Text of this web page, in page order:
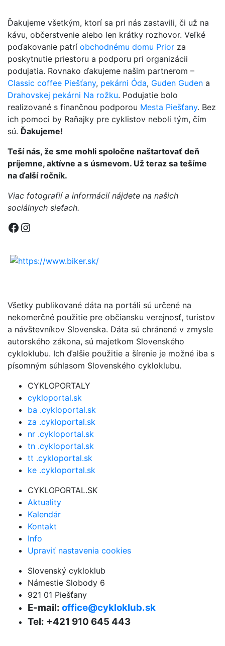
Ďakujeme všetkým, ktorí sa pri nás zastavili, či už na
kávu, občerstvenie alebo len krátky rozhovor. Veľké
poďakovanie patrí obchodnému domu Prior za
poskytnutie priestoru a podporu pri organizácii
podujatia. Rovnako ďakujeme našim partnerom –
Classic coffee Piešťany, pekárni Óda, Guden Guden a
Drahovskej pekárni Na rožku. Podujatie bolo
realizované s finančnou podporou Mesta Piešťany. Bez
ich pomoci by Raňajky pre cyklistov neboli tým, čím
sú. Ďakujeme!
Teší nás, že sme mohli spoločne naštartovať deň
príjemne, aktívne a s úsmevom. Už teraz sa tešíme
na ďalší ročník.
Viac fotografií a informácií nájdete na našich
sociálnych sieťach.
Facebook
Instagram
Všetky publikované dáta na portáli sú určené na
nekomerčné použitie pre občiansku verejnosť, turistov
a návštevníkov Slovenska. Dáta sú chránené v zmysle
autorského zákona, sú majetkom Slovenského
cykloklubu. Ich ďalšie použitie a šírenie je možné iba s
písomným súhlasom Slovenského cykloklubu.
CYKLOPORTALY
cykloportal.sk
ba .cykloportal.sk
za .cykloportal.sk
nr .cykloportal.sk
tn .cykloportal.sk
tt .cykloportal.sk
ke .cykloportal.sk
CYKLOPORTAL.SK
Aktuality
Kalendár
Kontakt
Info
Upraviť nastavenia cookies
Slovenský cykloklub
Námestie Slobody 6
921 01 Piešťany
E-mail: office@cykloklub.sk
Tel: +421 910 645 443